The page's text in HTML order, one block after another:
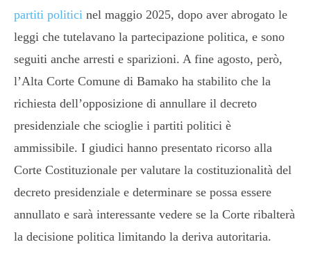
partiti politici nel maggio 2025, dopo aver abrogato le
leggi che tutelavano la partecipazione politica, e sono
seguiti anche arresti e sparizioni. A fine agosto, però,
l’Alta Corte Comune di Bamako ha stabilito che la
richiesta dell’opposizione di annullare il decreto
presidenziale che scioglie i partiti politici è
ammissibile. I giudici hanno presentato ricorso alla
Corte Costituzionale per valutare la costituzionalità del
decreto presidenziale e determinare se possa essere
annullato e sarà interessante vedere se la Corte ribalterà
la decisione politica limitando la deriva autoritaria.